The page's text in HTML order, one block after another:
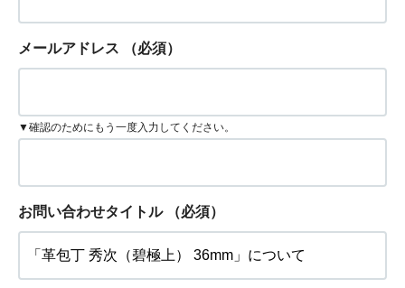
メールアドレス （必須）
▼確認のためにもう一度入力してください。
お問い合わせタイトル （必須）